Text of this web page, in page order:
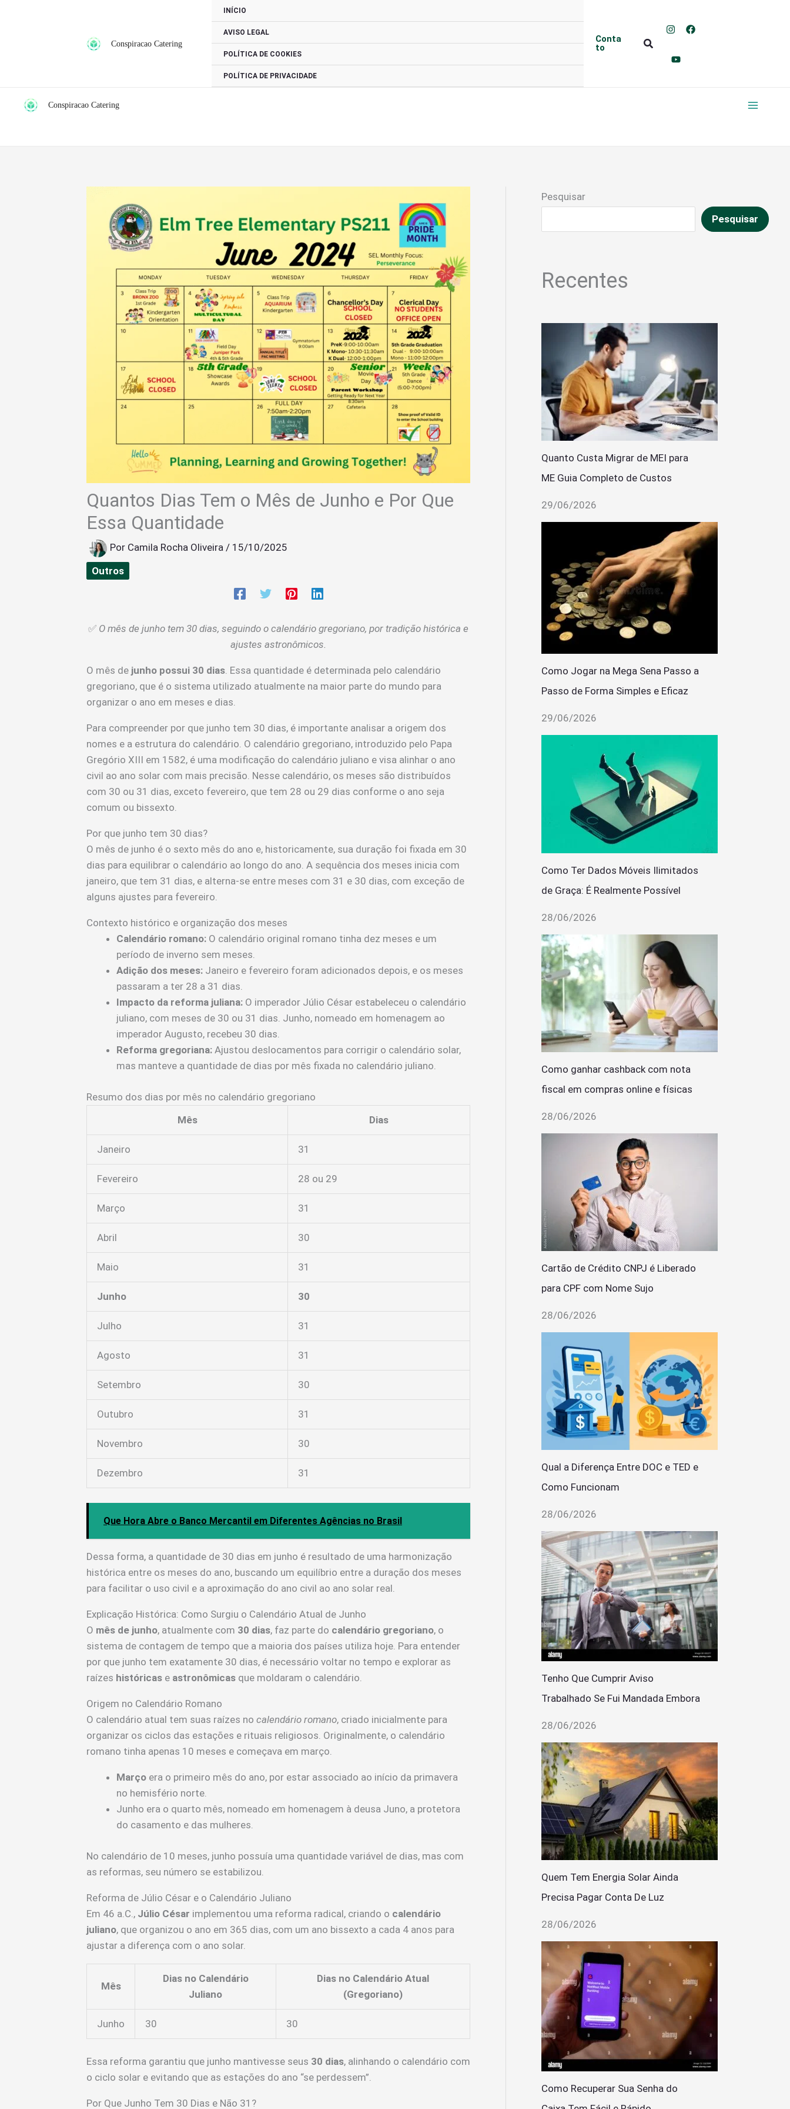
Conspiracao Catering
INÍCIO
AVISO LEGAL
POLÍTICA DE COOKIES
POLÍTICA DE PRIVACIDADE
Conta
to
Pesquisar
Conspiracao Catering
Quantos Dias Tem o Mês de Junho e Por Que
Essa Quantidade
Por Camila Rocha Oliveira / 15/10/2025
Outros
✅ O mês de junho tem 30 dias, seguindo o calendário gregoriano, por tradição histórica e
ajustes astronômicos.
O mês de junho possui 30 dias. Essa quantidade é determinada pelo calendário
gregoriano, que é o sistema utilizado atualmente na maior parte do mundo para
organizar o ano em meses e dias.
Para compreender por que junho tem 30 dias, é importante analisar a origem dos
nomes e a estrutura do calendário. O calendário gregoriano, introduzido pelo Papa
Gregório XIII em 1582, é uma modificação do calendário juliano e visa alinhar o ano
civil ao ano solar com mais precisão. Nesse calendário, os meses são distribuídos
com 30 ou 31 dias, exceto fevereiro, que tem 28 ou 29 dias conforme o ano seja
comum ou bissexto.
Por que junho tem 30 dias?
O mês de junho é o sexto mês do ano e, historicamente, sua duração foi fixada em 30
dias para equilibrar o calendário ao longo do ano. A sequência dos meses inicia com
janeiro, que tem 31 dias, e alterna-se entre meses com 31 e 30 dias, com exceção de
alguns ajustes para fevereiro.
Contexto histórico e organização dos meses
Calendário romano: O calendário original romano tinha dez meses e um
período de inverno sem meses.
Adição dos meses: Janeiro e fevereiro foram adicionados depois, e os meses
passaram a ter 28 a 31 dias.
Impacto da reforma juliana: O imperador Júlio César estabeleceu o calendário
juliano, com meses de 30 ou 31 dias. Junho, nomeado em homenagem ao
imperador Augusto, recebeu 30 dias.
Reforma gregoriana: Ajustou deslocamentos para corrigir o calendário solar,
mas manteve a quantidade de dias por mês fixada no calendário juliano.
Resumo dos dias por mês no calendário gregoriano
Mês
Dias
Janeiro 31
Fevereiro 28 ou 29
Março 31
Abril 30
Maio 31
Junho 30
Julho 31
Agosto 31
Setembro 30
Outubro 31
Novembro 30
Dezembro 31
Que Hora Abre o Banco Mercantil em Diferentes Agências no Brasil
Dessa forma, a quantidade de 30 dias em junho é resultado de uma harmonização
histórica entre os meses do ano, buscando um equilíbrio entre a duração dos meses
para facilitar o uso civil e a aproximação do ano civil ao ano solar real.
Explicação Histórica: Como Surgiu o Calendário Atual de Junho
O mês de junho, atualmente com 30 dias, faz parte do calendário gregoriano, o
sistema de contagem de tempo que a maioria dos países utiliza hoje. Para entender
por que junho tem exatamente 30 dias, é necessário voltar no tempo e explorar as
raízes históricas e astronômicas que moldaram o calendário.
Origem no Calendário Romano
O calendário atual tem suas raízes no calendário romano, criado inicialmente para
organizar os ciclos das estações e rituais religiosos. Originalmente, o calendário
romano tinha apenas 10 meses e começava em março.
Março era o primeiro mês do ano, por estar associado ao início da primavera
no hemisfério norte.
Junho era o quarto mês, nomeado em homenagem à deusa Juno, a protetora
do casamento e das mulheres.
No calendário de 10 meses, junho possuía uma quantidade variável de dias, mas com
as reformas, seu número se estabilizou.
Reforma de Júlio César e o Calendário Juliano
Em 46 a.C., Júlio César implementou uma reforma radical, criando o calendário
juliano, que organizou o ano em 365 dias, com um ano bissexto a cada 4 anos para
ajustar a diferença com o ano solar.
Mês
Dias no Calendário
Juliano
Dias no Calendário Atual
(Gregoriano)
Junho 30 30
Essa reforma garantiu que junho mantivesse seus 30 dias, alinhando o calendário com
o ciclo solar e evitando que as estações do ano “se perdessem”.
Por Que Junho Tem 30 Dias e Não 31?
Pesquisar
Pesquisar
Recentes
Quanto Custa Migrar de MEI para
ME Guia Completo de Custos
29/06/2026
Como Jogar na Mega Sena Passo a
Passo de Forma Simples e Eficaz
29/06/2026
Como Ter Dados Móveis Ilimitados
de Graça: É Realmente Possível
28/06/2026
Como ganhar cashback com nota
fiscal em compras online e físicas
28/06/2026
Cartão de Crédito CNPJ é Liberado
para CPF com Nome Sujo
28/06/2026
Qual a Diferença Entre DOC e TED e
Como Funcionam
28/06/2026
Tenho Que Cumprir Aviso
Trabalhado Se Fui Mandada Embora
28/06/2026
Quem Tem Energia Solar Ainda
Precisa Pagar Conta De Luz
28/06/2026
Como Recuperar Sua Senha do